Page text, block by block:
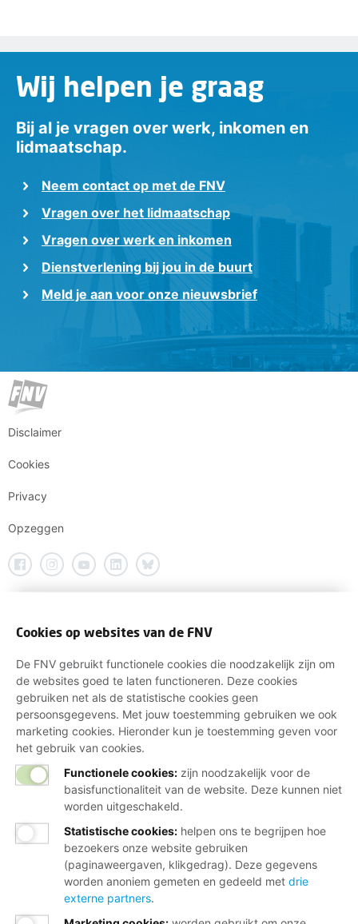
Wij helpen je graag
Bij al je vragen over werk, inkomen en
lidmaatschap.
Neem contact op met de FNV
Vragen over het lidmaatschap
Vragen over werk en inkomen
Dienstverlening bij jou in de buurt
Meld je aan voor onze nieuwsbrief
Disclaimer
Cookies
Privacy
Opzeggen
Cookies op websites van de FNV
De FNV gebruikt functionele cookies die noodzakelijk zijn om
de websites goed te laten functioneren. Deze cookies
gebruiken net als de statistische cookies geen
persoonsgegevens. Met jouw toestemming gebruiken we ook
marketing cookies. Hieronder kun je toestemming geven voor
het gebruik van cookies.
Functionele cookies: zijn noodzakelijk voor de
basisfunctionaliteit van de website. Deze kunnen niet
worden uitgeschakeld.
Statistische cookies: helpen ons te begrijpen hoe
bezoekers onze website gebruiken
(paginaweergaven, klikgedrag). Deze gegevens
worden anoniem gemeten en gedeeld met drie
externe partners.